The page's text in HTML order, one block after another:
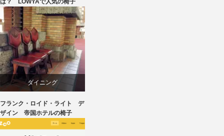
ワークチェア
回転椅子
椅子
は？ LOWYAで人気の椅子
ダイニング
デザイナーズ
フランク・ロイド・ライト デ
ザイン 帝国ホテルの椅子